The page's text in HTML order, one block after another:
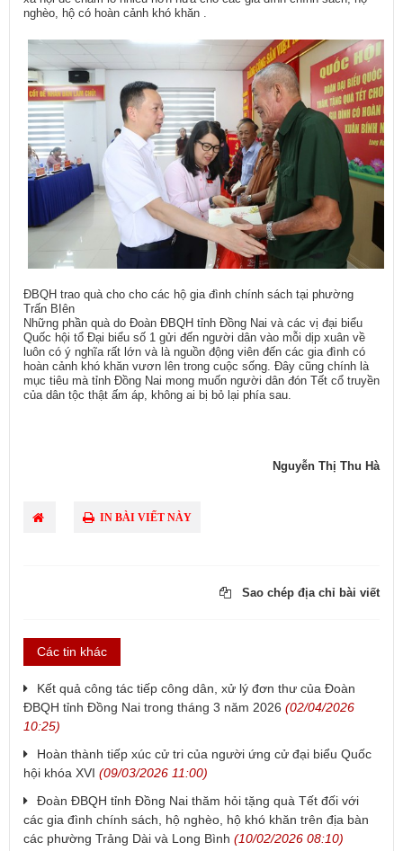
nghèo, hộ có hoàn cảnh khó khăn .
ĐBQH trao quà cho cho các hộ gia đình chính sách tại phường
Trấn BIên
Những phần quà do Đoàn ĐBQH tỉnh Đồng Nai và các vị đại biểu
Quốc hội tổ Đại biểu số 1 gửi đến người dân vào mỗi dịp xuân về
luôn có ý nghĩa rất lớn và là nguồn động viên đến các gia đình có
hoàn cảnh khó khăn vươn lên trong cuộc sống. Đây cũng chính là
mục tiêu mà tỉnh Đồng Nai mong muốn người dân đón Tết cổ truyền
của dân tộc thật ấm áp, không ai bị bỏ lại phía sau.
Nguyễn Thị Thu Hà
IN BÀI VIẾT NÀY
Sao chép địa chỉ bài viết
Các tin khác
Kết quả công tác tiếp công dân, xử lý đơn thư của Đoàn
ĐBQH tỉnh Đồng Nai trong tháng 3 năm 2026 (02/04/2026
10:25)
Hoàn thành tiếp xúc cử tri của người ứng cử đại biểu Quốc
hội khóa XVI (09/03/2026 11:00)
Đoàn ĐBQH tỉnh Đồng Nai thăm hỏi tặng quà Tết đối với
các gia đình chính sách, hộ nghèo, hộ khó khăn trên địa bàn
các phường Trảng Dài và Long Bình (10/02/2026 08:10)